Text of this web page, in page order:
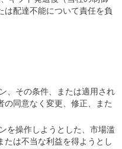
は配達不能について責任を負
、その条件、または適用され
の同意なく変更、修正、また
を操作しようとした、市場滥
たは不当な利益を得ようとし